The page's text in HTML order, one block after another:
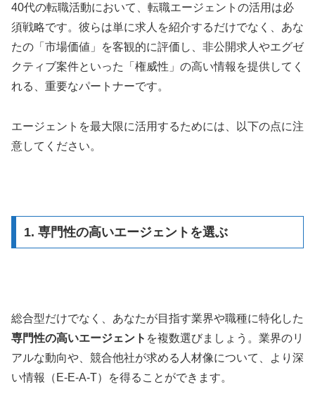
40代の転職活動において、転職エージェントの活用は必
須戦略です。彼らは単に求人を紹介するだけでなく、あな
たの「市場価値」を客観的に評価し、非公開求人やエグゼ
クティブ案件といった「権威性」の高い情報を提供してく
れる、重要なパートナーです。
エージェントを最大限に活用するためには、以下の点に注
意してください。
1. 専門性の高いエージェントを選ぶ
総合型だけでなく、あなたが目指す業界や職種に特化した
専門性の高いエージェント を複数選びましょう。業界のリ
アルな動向や、競合他社が求める人材像について、より深
い情報（E-E-A-T）を得ることができます。